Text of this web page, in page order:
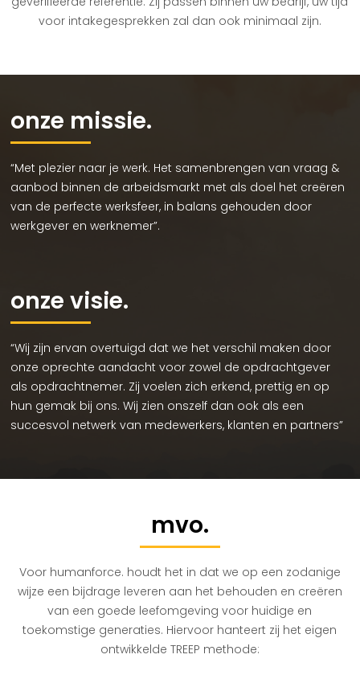
voor intakegesprekken zal dan ook minimaal zijn.
onze missie.
“Met plezier naar je werk. Het samenbrengen van vraag &
aanbod binnen de arbeidsmarkt met als doel het creëren
van de perfecte werksfeer, in balans gehouden door
werkgever en werknemer”.
onze visie.
“Wij zijn ervan overtuigd dat we het verschil maken door
onze oprechte aandacht voor zowel de opdrachtgever
als opdrachtnemer. Zij voelen zich erkend, prettig en op
hun gemak bij ons. Wij zien onszelf dan ook als een
succesvol netwerk van medewerkers, klanten en partners”
mvo.
Voor humanforce. houdt het in dat we op een zodanige
wijze een bijdrage leveren aan het behouden en creëren
van een goede leefomgeving voor huidige en
toekomstige generaties. Hiervoor hanteert zij het eigen
ontwikkelde TREEP methode: